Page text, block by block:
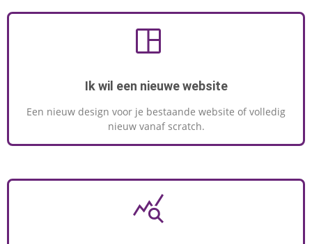
Ik wil een nieuwe website
Een nieuw design voor je bestaande website of volledig
nieuw vanaf scratch.